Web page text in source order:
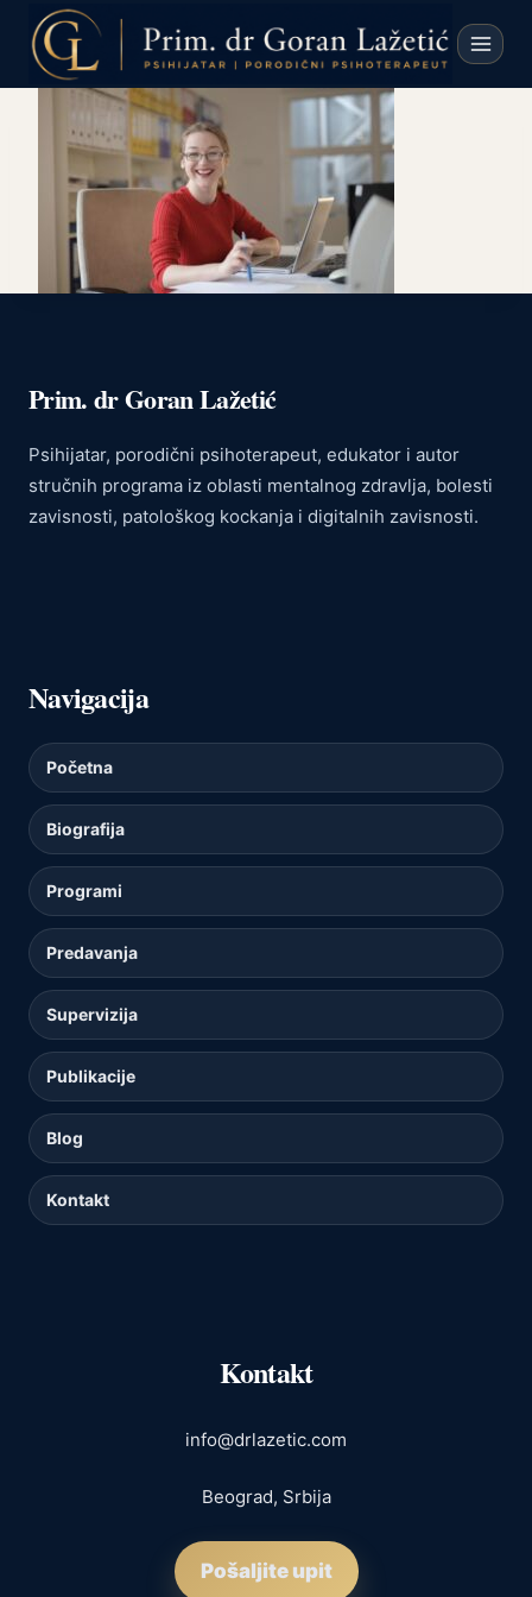
content
Prim. dr Goran Lažetić
Psihijatar, porodični psihoterapeut, edukator i autor
stručnih programa iz oblasti mentalnog zdravlja, bolesti
zavisnosti, patološkog kockanja i digitalnih zavisnosti.
Navigacija
Početna
Biografija
Programi
Predavanja
Supervizija
Publikacije
Blog
Kontakt
Kontakt
info@drlazetic.com
Beograd, Srbija
Pošaljite upit